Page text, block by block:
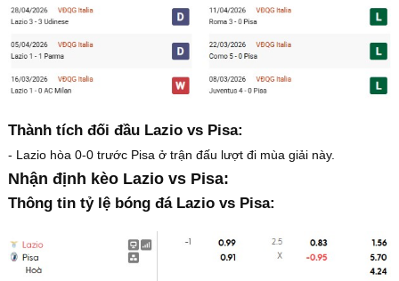
Thành tích đối đầu Lazio vs Pisa:
- Lazio hòa 0-0 trước Pisa ở trận đấu lượt đi mùa giải này.
Nhận định kèo Lazio vs Pisa:
Thông tin tỷ lệ bóng đá Lazio vs Pisa: